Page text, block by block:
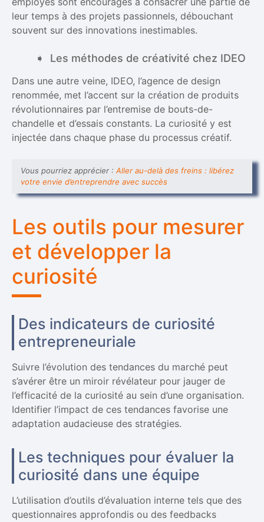
leur temps à des projets passionnels, débouchant
souvent sur des innovations inestimables.
Les méthodes de créativité chez IDEO
Dans une autre veine, IDEO, l’agence de design
renommée, met l’accent sur la création de produits
révolutionnaires par l’entremise de bouts-de-
chandelle et d’essais constants. La curiosité y est
injectée dans chaque phase du processus créatif.
Vous pourriez apprécier : Aller au-delà des freins : libérez
votre envie d’entreprendre avec succès
Les outils pour mesurer
et développer la
curiosité
Des indicateurs de curiosité
entrepreneuriale
Suivre l’évolution des tendances du marché peut
s’avérer être un miroir révélateur pour jauger de
l’efficacité de la curiosité au sein d’une organisation.
Identifier l’impact de ces tendances favorise une
adaptation audacieuse des stratégies.
Les techniques pour évaluer la
curiosité dans une équipe
L’utilisation d’outils d’évaluation interne tels que des
questionnaires approfondis ou des feedbacks